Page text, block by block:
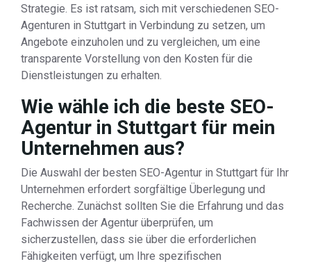
Strategie. Es ist ratsam, sich mit verschiedenen SEO-
Agenturen in Stuttgart in Verbindung zu setzen, um
Angebote einzuholen und zu vergleichen, um eine
transparente Vorstellung von den Kosten für die
Dienstleistungen zu erhalten.
Wie wähle ich die beste SEO-
Agentur in Stuttgart für mein
Unternehmen aus?
Die Auswahl der besten SEO-Agentur in Stuttgart für Ihr
Unternehmen erfordert sorgfältige Überlegung und
Recherche. Zunächst sollten Sie die Erfahrung und das
Fachwissen der Agentur überprüfen, um
sicherzustellen, dass sie über die erforderlichen
Fähigkeiten verfügt, um Ihre spezifischen